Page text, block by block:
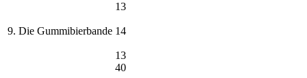
9. Die Gummibierbande
13
14
13
40